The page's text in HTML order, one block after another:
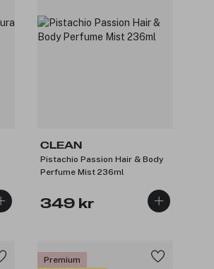
CLEAN
Pistachio Passion Hair & Body
Perfume Mist 236ml
349 kr
Premium